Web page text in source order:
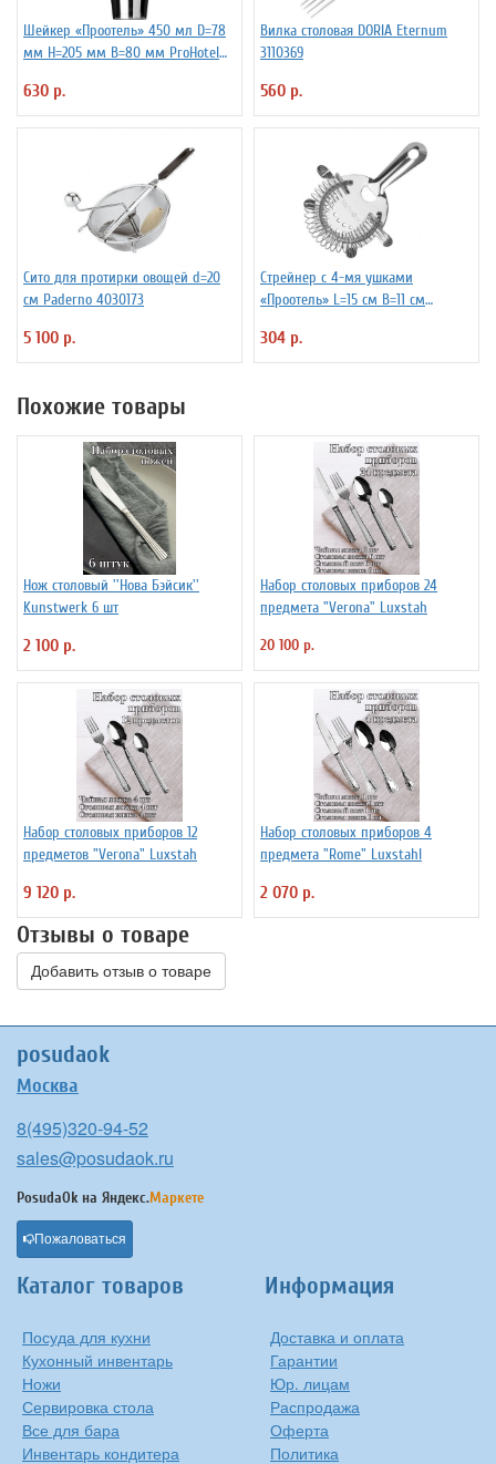
Шейкер «Проотель» 450 мл D=78
мм H=205 мм B=80 мм ProHotel
630 р.
Вилка столовая DORIA Eternum
3110369
560 р.
Сито для протирки овощей d=20
см Paderno 4030173
5 100 р.
Стрейнер с 4-мя ушками
«Проотель» L=15 см B=11 см
304 р.
Похожие товары
Нож столовый ''Нова Бэйсик''
Kunstwerk 6 шт
2 100 р.
Набор столовых приборов 24
предмета "Verona" Luxstah
20 100 р.
Набор столовых приборов 12
предметов "Verona" Luxstah
9 120 р.
Набор столовых приборов 4
предмета "Rome" Luxstahl
2 070 р.
Отзывы о товаре
Добавить отзыв о товаре
posudaok
Москва
8(495)320-94-52
sales@posudaok.ru
PosudaOk на Яндекс.Маркете
Пожаловаться
Каталог товаров
Посуда для кухни
Кухонный инвентарь
Ножи
Сервировка стола
Все для бара
Инвентарь кондитера
Информация
Доставка и оплата
Гарантии
Юр. лицам
Распродажа
Оферта
Политика